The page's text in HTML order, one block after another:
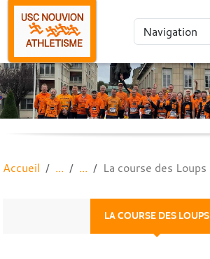
Accueil La course des Loups
LA COURSE DES LOUPS
Panneau de gestion des cookies